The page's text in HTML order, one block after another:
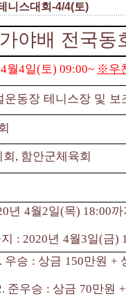
니스대회-4/4(토)
야배 전국동
4월4일(토) 09:00~ ※우
운동장 테니스장 및 보
, 함안군체육회
년 4월2일(목) 18:00까
: 2020년 4월3일(금)
우승 : 상금 150만원 +
준우승 : 상금 70만원 +